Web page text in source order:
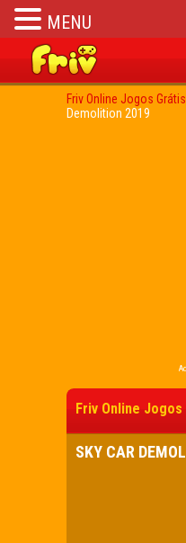
Friv Online Jogos Grátis
Demolition 2019
Friv Online
SKY CAR
MENU